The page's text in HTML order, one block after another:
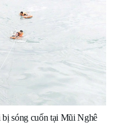
sóng cuốn tại Mũi Nghê